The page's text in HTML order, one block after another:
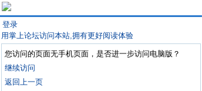
登录
用掌上论坛访问本站,拥有更好阅读体验
您访问的页面无手机页面，是否进一步访问电脑版？
继续访问
返回上一页